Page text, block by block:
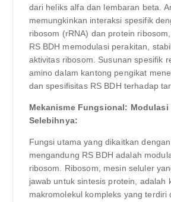
dari heliks alfa dan lembaran beta.
memungkinkan interaksi spesifik
ribosom (rRNA) dan protein
RS BDH memodulasi perakitan,
aktivitas ribosom. Susunan spesifik
amino dalam kantong pengikat
dan spesifisitas RS BDH terhadap
Mekanisme Fungsional: Modulasi
Selebihnya:
Fungsi utama yang dikaitkan
mengandung RS BDH adalah
ribosom. Ribosom, mesin seluler
jawab untuk sintesis protein, adalah
makromolekul kompleks yang terdiri